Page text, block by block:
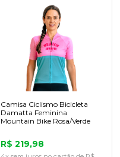
Camisa Ciclismo Bicicleta
Damatta Feminina
Mountain Bike Rosa/Verde
R$ 219,98